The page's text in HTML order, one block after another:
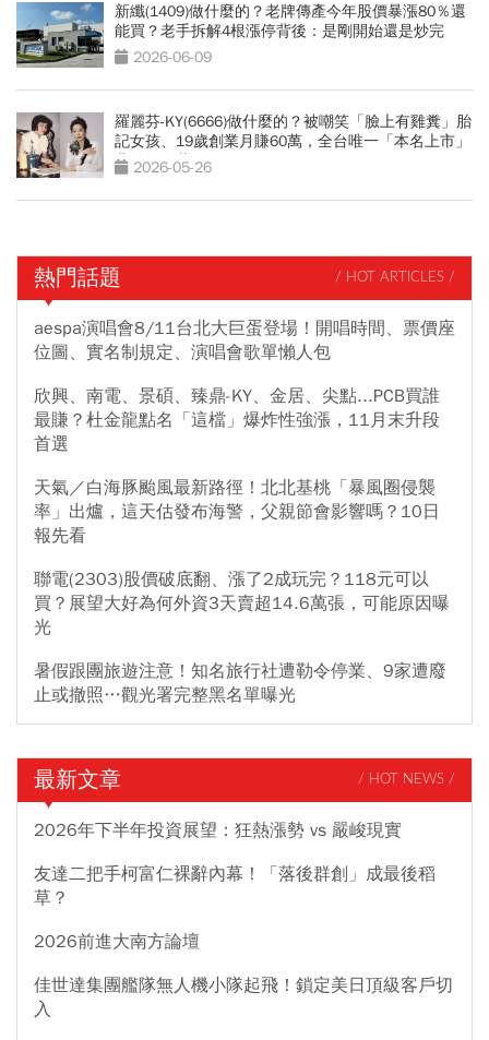
新纖(1409)做什麼的？老牌傳產今年股價暴漲80％還
能買？老手拆解4根漲停背後：是剛開始還是炒完
了？2026-06-09
羅麗芬-KY(6666)做什麼的？被嘲笑「臉上有雞糞」胎
記女孩、19歲創業月賺60萬，全台唯一「本名上市」
背後有洋蔥
2026-05-26
熱門話題 / HOT ARTICLES /
aespa演唱會8/11台北大巨蛋登場！開唱時間、票價座
位圖、實名制規定、演唱會歌單懶人包
欣興、南電、景碩、臻鼎-KY、金居、尖點...PCB買誰
最賺？杜金龍點名「這檔」爆炸性強漲，11月末升段
首選
天氣／白海豚颱風最新路徑！北北基桃「暴風圈侵襲
率」出爐，這天估發布海警，父親節會影響嗎？10日
報先看
聯電(2303)股價破底翻、漲了2成玩完？118元可以
買？展望大好為何外資3天賣超14.6萬張，可能原因曝
光
暑假跟團旅遊注意！知名旅行社遭勒令停業、9家遭廢
止或撤照…觀光署完整黑名單曝光
最新文章 / HOT NEWS /
2026年下半年投資展望：狂熱漲勢 vs 嚴峻現實
友達二把手柯富仁裸辭內幕！「落後群創」成最後稻
草？
2026前進大南方論壇
佳世達集團艦隊無人機小隊起飛！鎖定美日頂級客戶切
入